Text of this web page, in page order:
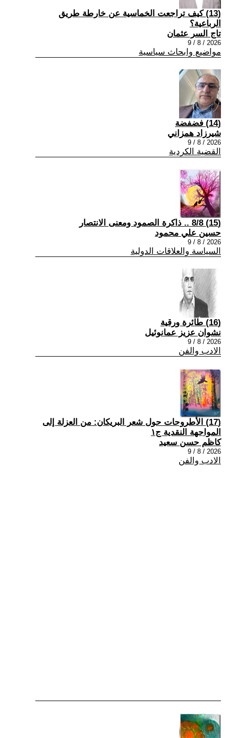
(13) كيف تراجعت الخماسية عن خارطة طريق
الرباعية؟
تاج السر عثمان
2026 / 8 / 9
مواضيع وابحاث سياسية
(14) فضفضة
شيرزاد همزاني
2026 / 8 / 9
القضية الكردية
(15) 8/8 .. ذاكرة الصمود ومعنى الانتصار
حسين علي محمود
2026 / 8 / 9
السياسة والعلاقات الدولية
(16) طائرة ورقية
نشوان عزيز عمانوئيل
2026 / 8 / 9
الادب والفن
(17) الأطروحات حول شعر البريكان: من العزلة إلى
المواجهة النقدية ج١
كاظم حسن سعيد
2026 / 8 / 9
الادب والفن